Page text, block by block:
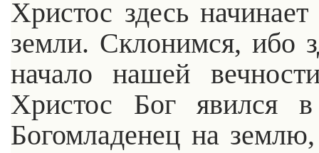
Христос здесь
земли. Склонимся, ибо
начало нашей
Христос Бог
Богомладенец на